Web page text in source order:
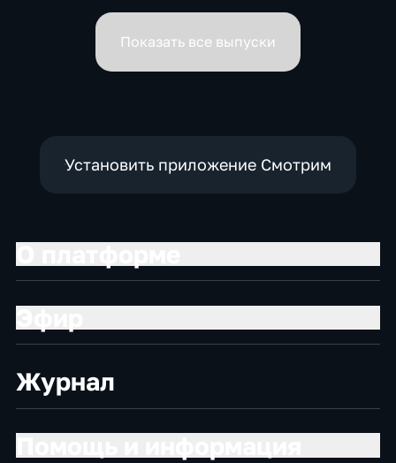
вице-премьеров
Показать все выпуски
Установить приложение Смотрим
Журнал